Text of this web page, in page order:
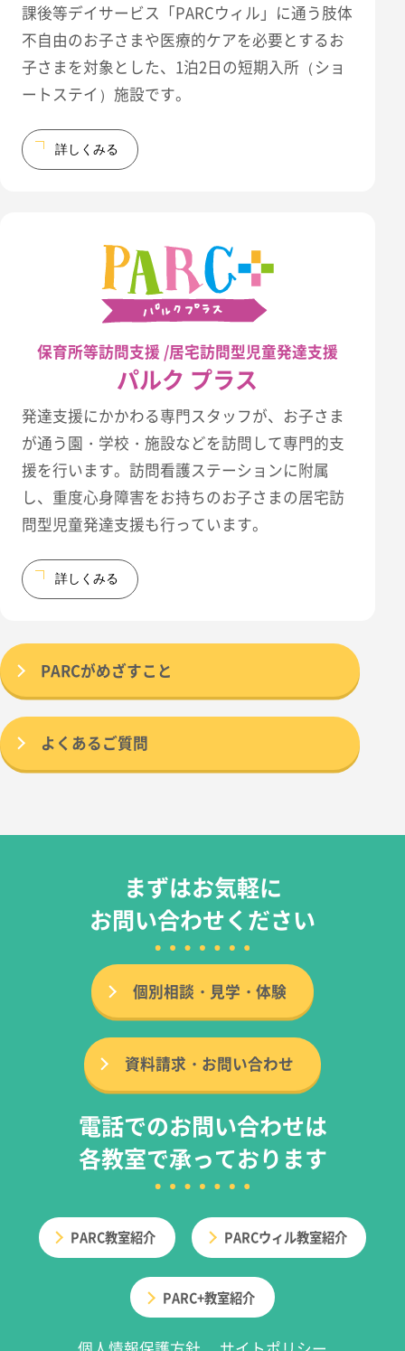
課後等デイサービス「PARCウィル」に通う肢体
不自由のお子さまや医療的ケアを必要とするお
子さまを対象とした、1泊2日の短期入所（ショ
ートステイ）施設です。
詳しくみる
保育所等訪問支援 /居宅訪問型児童発達支援
パルク プラス
発達支援にかかわる専門スタッフが、お子さま
が通う園・学校・施設などを訪問して専門的支
援を行います。訪問看護ステーションに附属
し、重度心身障害をお持ちのお子さまの居宅訪
問型児童発達支援も行っています。
詳しくみる
PARCがめざすこと
よくあるご質問
まずはお気軽に
お問い合わせください
個別相談・見学・体験
資料請求・お問い合わせ
電話でのお問い合わせは
各教室で承っております
PARC教室紹介 PARCウィル教室紹介
PARC+教室紹介